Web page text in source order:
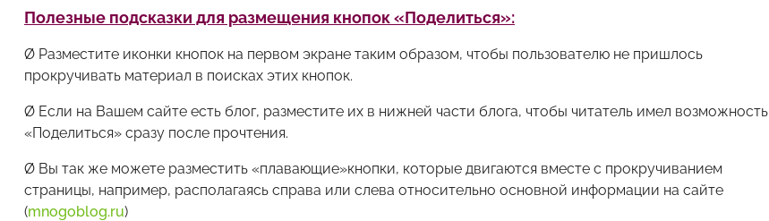
Полезные подсказки для размещения кнопок «Поделиться»:
Ø Разместите иконки кнопок на первом экране таким образом, чтобы пользователю не пришлось
прокручивать материал в поисках этих кнопок.
Ø Если на Вашем сайте есть блог, разместите их в нижней части блога, чтобы читатель имел возможность
«Поделиться» сразу после прочтения.
Ø Вы так же можете разместить «плавающие»кнопки, которые двигаются вместе с прокручиванием
страницы, например, располагаясь справа или слева относительно основной информации на сайте
(mnogoblog.ru)